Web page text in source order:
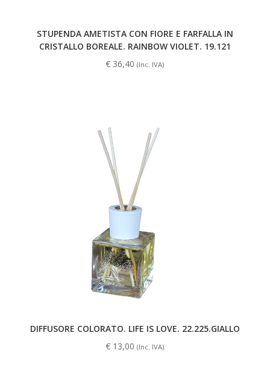
STUPENDA AMETISTA CON FIORE E FARFALLA IN
CRISTALLO BOREALE. RAINBOW VIOLET. 19.121
€ 36,40 (Inc. IVA)
DIFFUSORE COLORATO. LIFE IS LOVE. 22.225.GIALLO
€ 13,00 (Inc. IVA)